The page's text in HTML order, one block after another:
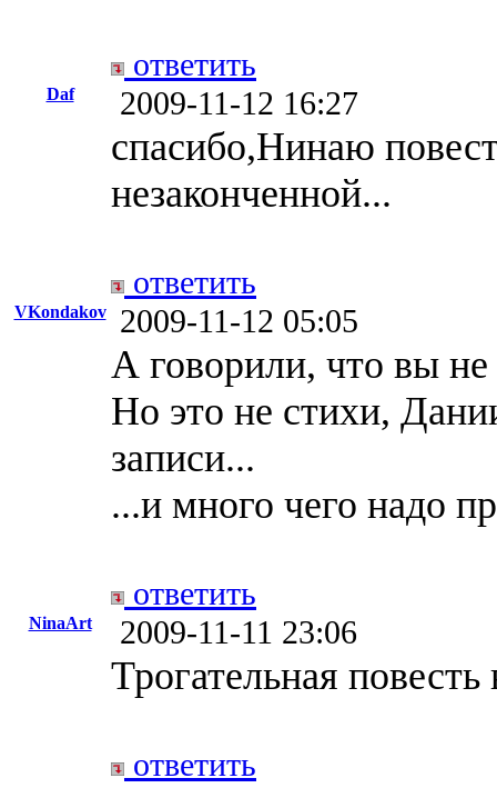
ответить
Daf 2009-11-12 16:27
спасибо,Нинаю
незаконченной...
ответить
VKondakov 2009-11-12 05:05
А говорили, что вы
Но это не стихи,
записи...
...и много чего надо
ответить
NinaArt 2009-11-11 23:06
Трогательная повесть
ответить